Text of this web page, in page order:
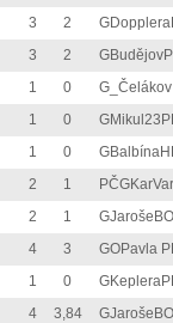
3 2
3 2
1 0
G_Čelákov
1 0
1 0
2 1
2 1
GJarošeBO
4 3
GOPavla
1 0
4 3,84
GJarošeBO